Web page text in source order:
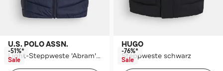
U.S. POLO ASSN.
Light-Steppweste 'Abram' navy
-51%*
Sale
HUGO
Steppweste schwarz
-76%*
Sale